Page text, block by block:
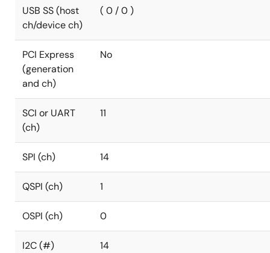
USB SS (host
ch/device ch)
( 0 / 0 )
PCI Express
(generation
and ch)
No
SCI or UART
(ch)
11
SPI (ch) 14
QSPI (ch) 1
OSPI (ch) 0
I2C (#) 14